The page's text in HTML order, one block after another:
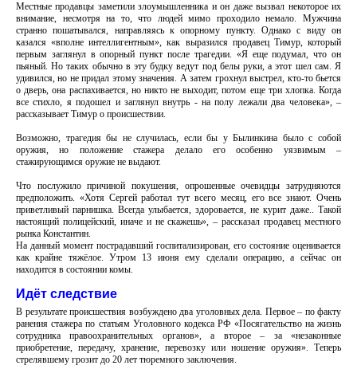
Местные продавцы заметили злоумышленника и он даже вызвал некоторое их
внимание, несмотря на то, что людей мимо проходило немало. Мужчина
странно пошатывался, направляясь к опорному пункту. Однако с виду он
казался «вполне интеллигентным», как выразился продавец Тимур, который
первым заглянул в опорный пункт после трагедии. «Я еще подумал, что он
пьяный. Но таких обычно в эту будку ведут под белы руки, а этот шел сам. Я
удивился, но не придал этому значения. А затем грохнул выстрел, кто-то бьется
о дверь, она распахивается, но никто не выходит, потом еще три хлопка. Когда
все стихло, я подошел и заглянул внутрь - на полу лежали два человека», –
рассказывает Тимур о происшествии.
Возможно, трагедия бы не случилась, если бы у Былинкина было с собой
оружия, но положение стажера делало его особенно уязвимым –
стажирующимся оружие не выдают.
Что послужило причиной покушения, опрошенные очевидцы затрудняются
предположить. «Хотя Сергей работал тут всего месяц, его все знают. Очень
приветливый парнишка. Всегда улыбается, здоровается, не курит даже.. Такой
настоящий полицейский, иначе и не скажешь», – рассказал продавец местного
рынка Константин.
На данный момент пострадавший госпитализирован, его состояние оценивается
как крайне тяжёлое. Утром 13 июня ему сделали операцию, а сейчас он
находится в состоянии комы.
Идёт следствие
В результате происшествия возбуждено два уголовных дела. Первое – по факту
ранения стажера по статьям Уголовного кодекса РФ «Посягательство на жизнь
сотрудника правоохранительных органов», а второе – за «незаконные
приобретение, передачу, хранение, перевозку или ношение оружия». Теперь
стрелявшему грозит до 20 лет тюремного заключения.